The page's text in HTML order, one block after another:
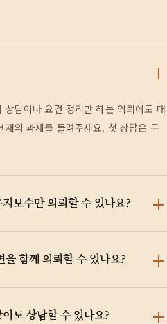
상담이나 요건 정리만 하는 의뢰에도 대
재의 과제를 들려주세요. 첫 상담은 무
보수만 의뢰할 수 있나요?
, 운영 유지보수 인수인계를 다수 진행
함께 의뢰할 수 있나요?
발합니다. 창구를 일원화할 수 있습니
도 상담할 수 있나요?